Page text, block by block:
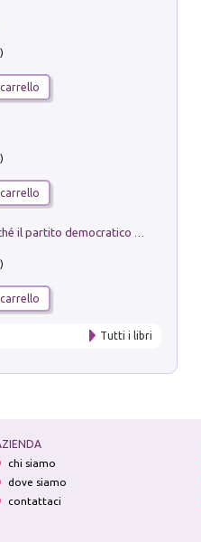
Tutti i libri
chi siamo
dove siamo
contattaci